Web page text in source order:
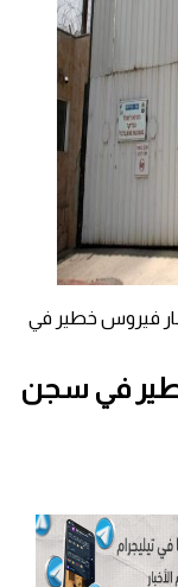
فيروس خطير في
في سجن